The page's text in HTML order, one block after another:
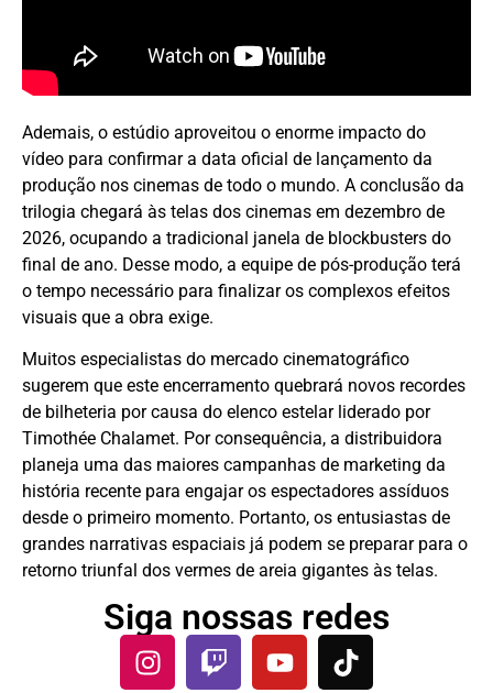
Ademais, o estúdio aproveitou o enorme impacto do
vídeo para confirmar a data oficial de lançamento da
produção nos cinemas de todo o mundo. A conclusão da
trilogia chegará às telas dos cinemas em dezembro de
2026, ocupando a tradicional janela de blockbusters do
final de ano. Desse modo, a equipe de pós-produção terá
o tempo necessário para finalizar os complexos efeitos
visuais que a obra exige.
Muitos especialistas do mercado cinematográfico
sugerem que este encerramento quebrará novos recordes
de bilheteria por causa do elenco estelar liderado por
Timothée Chalamet. Por consequência, a distribuidora
planeja uma das maiores campanhas de marketing da
história recente para engajar os espectadores assíduos
desde o primeiro momento. Portanto, os entusiastas de
grandes narrativas espaciais já podem se preparar para o
retorno triunfal dos vermes de areia gigantes às telas.
Siga nossas redes